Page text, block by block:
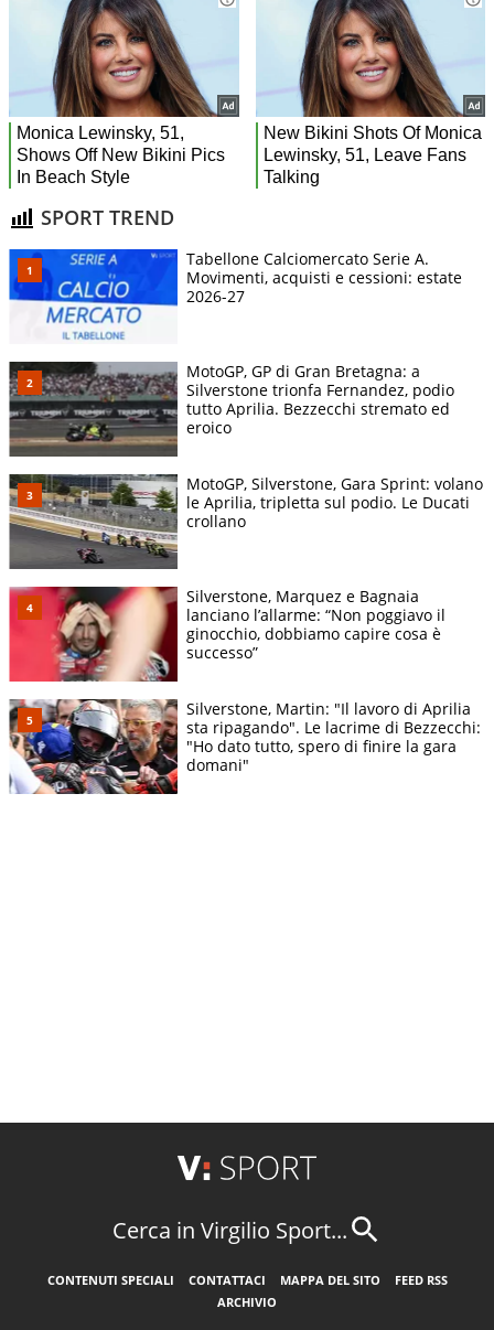
SPORT TREND
Tabellone Calciomercato Serie A.
Movimenti, acquisti e cessioni: estate
2026-27
MotoGP, GP di Gran Bretagna: a
Silverstone trionfa Fernandez, podio
tutto Aprilia. Bezzecchi stremato ed
eroico
MotoGP, Silverstone, Gara Sprint: volano
le Aprilia, tripletta sul podio. Le Ducati
crollano
Silverstone, Marquez e Bagnaia
lanciano l’allarme: “Non poggiavo il
ginocchio, dobbiamo capire cosa è
successo”
Silverstone, Martin: "Il lavoro di Aprilia
sta ripagando". Le lacrime di Bezzecchi:
"Ho dato tutto, spero di finire la gara
domani"
Cerca in Virgilio Sport...
CONTENUTI SPECIALI CONTATTACI MAPPA DEL SITO
FEED RSS
ARCHIVIO